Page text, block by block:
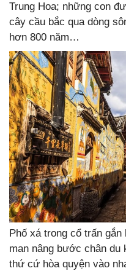
Trung Hoa; những con
cây cầu bắc qua dòng
hơn 800 năm…
Phố xá trong cổ trấn
man nâng bước chân
thứ cứ hòa quyện vào